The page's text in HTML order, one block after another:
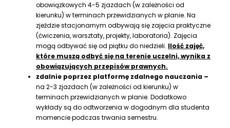
Rok 3
4 900 zł
4 655 zł
2 450 zł
Całkowity koszt studiów przy płatności ratalnej
obowiązkowych 4-5 zjazdach (w zależności od
kierunku) w terminach przewidzianych w planie. Na
zjeździe stacjonarnym odbywają się zajęcia praktyczne
(ćwiczenia, warsztaty, projekty, laboratoria). Zajęcia
mogą odbywać się od piątku do niedzieli. Ilość zajęć,
które muszą odbyć się na terenie uczelni, wynika z
obowiązujących przepisów prawnych.
zdalnie poprzez platformę zdalnego nauczania –
na 2-3 zjazdach (w zależności od kierunku) w
terminach przewidzianych w planie. Dodatkowo
wykłady są do odtworzenia w dogodnym dla studenta
momencie podczas trwania semestru.